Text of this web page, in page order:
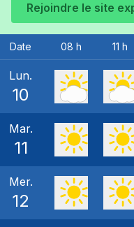
Rejoindre le site
Date 08 h 11 h
Lun.
10
Mar.
11
Mer.
12